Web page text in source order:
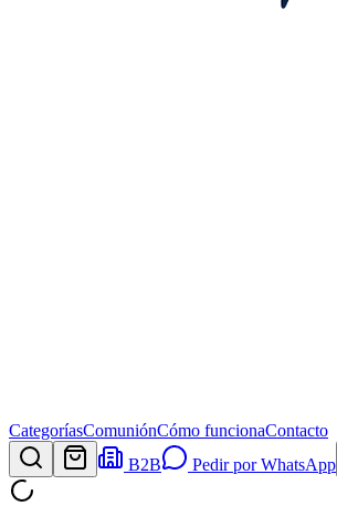
CategoríasComuniónCómo funcionaContacto
B2B
Pedir por WhatsApp